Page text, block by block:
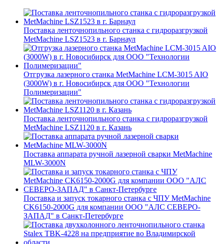
Поставка ленточнопильного станка c гидроразгрузкой
MetMachine LSZ1523 в г. Барнаул
Отгрузка лазерного станка MetMachine LCM-3015 AIO
(3000W) в г. Новосибирск для ООО "Технологии
Полимеризации"
Поставка ленточнопильного станка c гидроразгрузкой
MetMachine LSZ1120 в г. Казань
Поставка аппарата ручной лазерной сварки MetMachine
MLW-3000N
Поставка и запуск токарного станка с ЧПУ MetMachine
CK6150-2000G для компании ООО "АЛС СЕВЕРО-
ЗАПАД" в Санкт-Петербурге